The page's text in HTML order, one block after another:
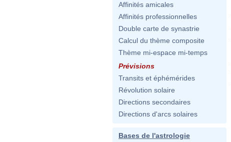
Affinités amicales
Affinités professionnelles
Double carte de synastrie
Calcul du thème composite
Thème mi-espace mi-temps
Prévisions
Transits et éphémérides
Révolution solaire
Directions secondaires
Directions d'arcs solaires
Bases de l'astrologie